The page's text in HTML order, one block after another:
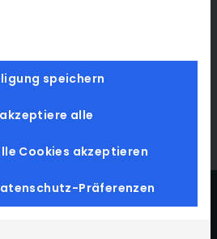
in One
speichern
alle
Cookies akzeptieren
Präferenzen